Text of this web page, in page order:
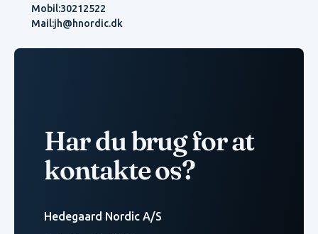
Mobil:30212522
Mail:jh@hnordic.dk
Har du brug for at
kontakte os?
Hedegaard Nordic A/S